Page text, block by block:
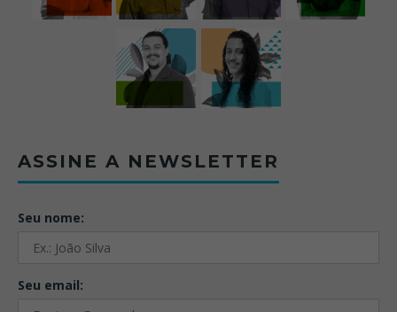
ASSINE A NEWSLETTER
Seu nome:
Seu email: